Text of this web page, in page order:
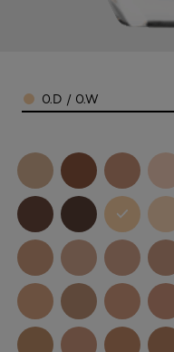
Color0.D / 0.W